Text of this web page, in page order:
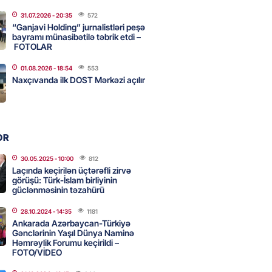
UNESCO-dakı yeni
kimdir? – DOSYE
- 16:00
pozan 26 nəfər tutuldu
və Yaroslavldakı
zavodunu vurub
- 15:30
Azərbaycanla bağlı tapşırıq
hərəkətə keçdi
31.07.2026- 20:35 572
“Ganjavi Holding” jurnalistləri peşə
bayramı münasibətilə təbrik etdi –
FOTOLAR
01.08.2026- 18:54 553
Naxçıvanda ilk DOST Mərkəzi açılır
30.05.2025- 10:00 812
Laçında keçirilən üçtərəfli zirvə
görüşü: Türk-İslam birliyinin
güclənməsinin təzahürü
28.10.2024- 14:35 1181
Ankarada Azərbaycan-Türkiyə
Gənclərinin Yaşıl Dünya Naminə
Həmrəylik Forumu keçirildi –
FOTO/VİDEO